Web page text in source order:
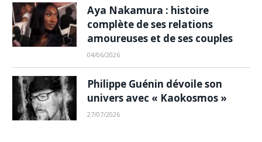
Aya Nakamura : histoire
complète de ses relations
amoureuses et de ses couples
04/06/2026
Philippe Guénin dévoile son
univers avec « Kaokosmos »
27/07/2026